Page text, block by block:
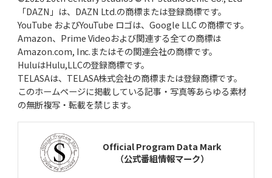
「DAZN」は、DAZN Ltd.の商標または登録商標です。
YouTube およびYouTube ロゴは、Google LLC の商標です。
Amazon、Prime Videoおよび関連する全ての商標は
Amazon.com, Inc.またはその関連会社の商標です。
HuluはHulu,LLCの登録商標です。
TELASAは、TELASA株式会社の商標または登録商標です。
このホームページに掲載している記事・写真等あらゆる素材
の無断複写・転載を禁じます。
Official Program Data Mark
（公式番組情報マーク）